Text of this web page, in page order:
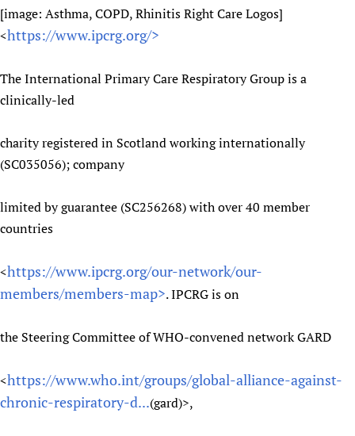
[image: Asthma, COPD, Rhinitis Right Care Logos]
<https://www.ipcrg.org/>
The International Primary Care Respiratory Group is a
clinically-led
charity registered in Scotland working internationally
(SC035056); company
limited by guarantee (SC256268) with over 40 member
countries
<https://www.ipcrg.org/our-network/our-
members/members-map>. IPCRG is on
the Steering Committee of WHO-convened network GARD
<https://www.who.int/groups/global-alliance-against-
chronic-respiratory-d...(gard)>,